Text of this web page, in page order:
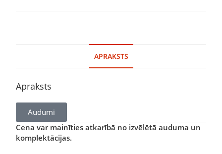
APRAKSTS
Apraksts
Audumi
Cena var mainīties atkarībā no izvēlētā auduma un
komplektācijas.